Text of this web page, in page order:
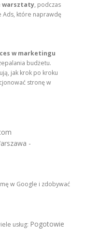
warsztaty, podczas
Ads, które naprawdę
w marketingu
budżetu.
jak krok po kroku
stronę w
-
w Google i zdobywać
usług: Pogotowie